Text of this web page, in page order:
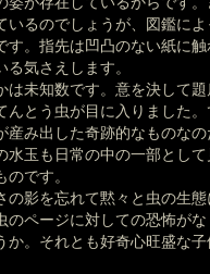
るのでしょうが、図鑑に
。指先は凹凸のない紙に
気さえします。
は未知数です。意を決して
とう虫が目に入りました
産み出した奇跡的なものな
玉も日常の中の一部として
です。
影を忘れて黙々と虫の生
ページに対しての恐怖が
。それとも好奇心旺盛な